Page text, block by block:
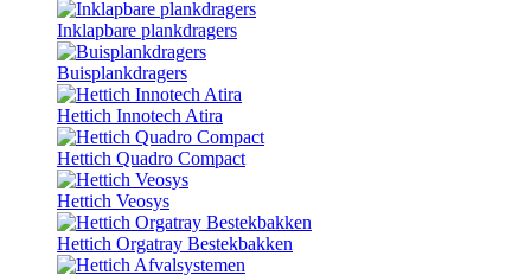
Inklapbare plankdragers
Buisplankdragers
Hettich Innotech Atira
Hettich Quadro Compact
Hettich Veosys
Hettich Orgatray Bestekbakken